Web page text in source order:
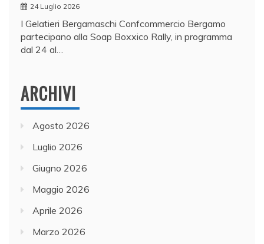
24 Luglio 2026
I Gelatieri Bergamaschi Confcommercio Bergamo
partecipano alla Soap Boxxico Rally, in programma
dal 24 al…
ARCHIVI
Agosto 2026
Luglio 2026
Giugno 2026
Maggio 2026
Aprile 2026
Marzo 2026